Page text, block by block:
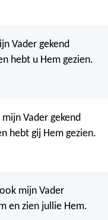
Vader gekend
hebt u Hem gezien.
Vader gekend
hebt gij Hem gezien.
mijn Vader
en zien jullie Hem.